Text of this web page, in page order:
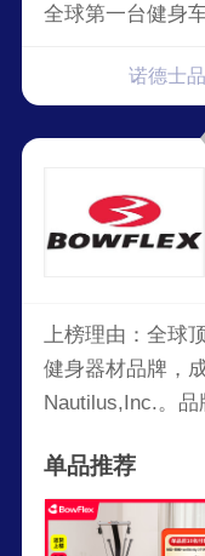
全球第一台健身
车阻力可根据踩
适，锻炼效果也
诺德士
上榜理由：全球
健身器材品牌，
Nautilus,Inc.。
代表。Bowflex专
的健身解决方案
帮助用户在家中
单品推荐